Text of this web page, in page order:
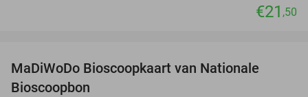
€21 ,50
MaDiWoDo Bioscoopkaart van Nationale
Bioscoopbon